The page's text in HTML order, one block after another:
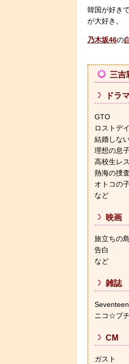
韓国が好き
が大好き。
乃木坂46の
三吉
ドラマ
GTO
ロストデ
結婚しな
理想の息
高校生レ
熱海の捜
オトコの
など
映画
旅立ちの
告白
など
雑誌
Seventeen
ニコ☆プチ
CM
ガスト